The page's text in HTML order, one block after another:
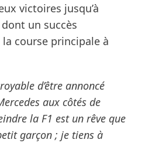
victoires jusqu’à
un succès
course principale à
d’être annoncé
aux côtés de
la F1 est un rêve que
garçon ; je tiens à